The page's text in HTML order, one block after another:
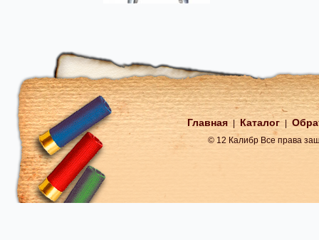
Главная Каталог
© 12 Калибр Все права